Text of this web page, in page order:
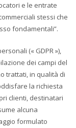
e le entrate
stessi che
fondamentali”.
(« GDPR »),
dei campi del
trattati, in qualità di
la richiesta
clienti, destinatari
alcuna
formulato